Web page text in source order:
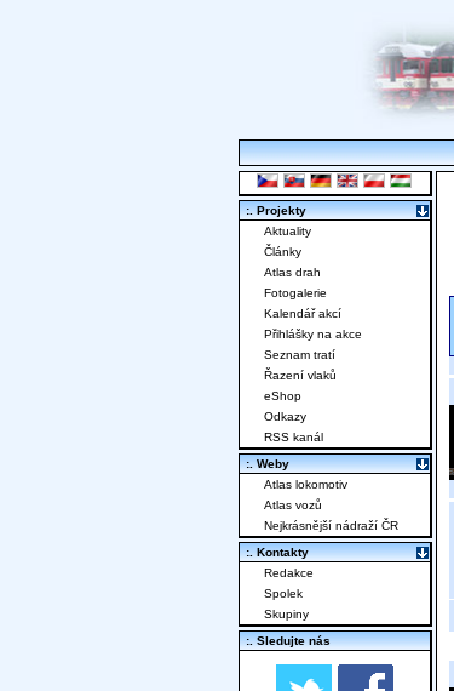
:. Projekty
Aktuality
Články
Atlas drah
Fotogalerie
Kalendář akcí
Přihlášky na akce
Seznam tratí
Řazení vlaků
eShop
Odkazy
RSS kanál
:. Weby
Atlas lokomotiv
Atlas vozů
Nejkrásnější nádraží ČR
:. Kontakty
Redakce
Spolek
Skupiny
:. Sledujte nás